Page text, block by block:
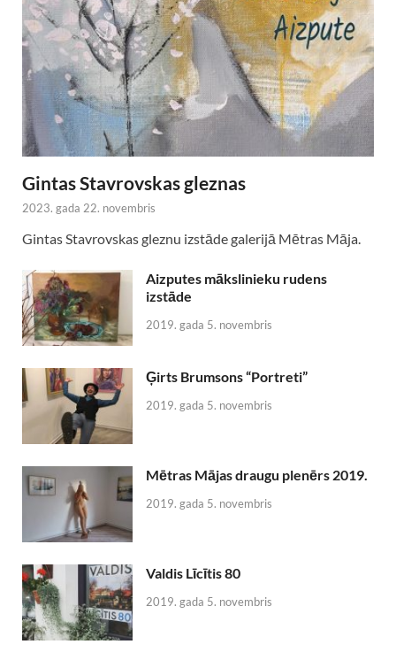
Gintas Stavrovskas gleznas
2023. gada 22. novembris
Gintas Stavrovskas gleznu izstāde galerijā Mētras Māja.
Aizputes mākslinieku rudens
izstāde
2019. gada 5. novembris
Ģirts Brumsons “Portreti”
2019. gada 5. novembris
Mētras Mājas draugu plenērs 2019.
2019. gada 5. novembris
Valdis Līcītis 80
2019. gada 5. novembris